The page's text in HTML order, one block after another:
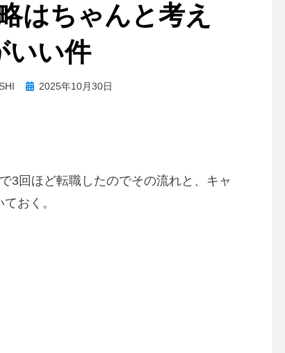
はちゃんと考え
いい件
投 2025年10月30日
3回ほど転職したのでその流れと、キャ
おく。